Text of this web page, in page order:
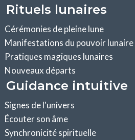
Rituels lunaires
Cérémonies de pleine lune
Manifestations du pouvoir lunaire
Pratiques magiques lunaires
Nouveaux départs
Guidance intuitive
Signes de l'univers
Écouter son âme
Synchronicité spirituelle